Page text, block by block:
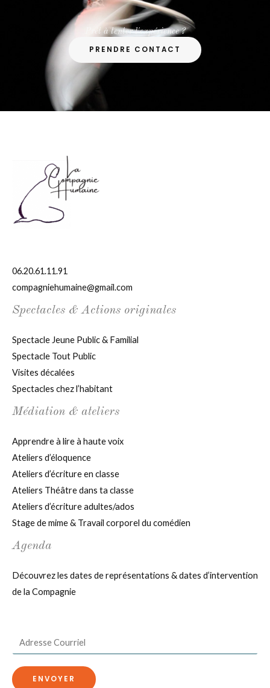
Prêt à tenter l'expérience ?​
PRENDRE CONTACT
06.20.61.11.91
compagniehumaine@gmail.com
Spectacles & Actions originales
Spectacle Jeune Public & Familial
Spectacle Tout Public
Visites décalées
Spectacles chez l’habitant
Médiation & ateliers
Apprendre à lire à haute voix
Ateliers d’éloquence
Ateliers d’écriture en classe
Ateliers Théâtre dans ta classe
Ateliers d’écriture adultes/ados
Stage de mime & Travail corporel du comédien
Agenda
Découvrez les dates de représentations & dates d’intervention
de la Compagnie
m
a
ENVOYER